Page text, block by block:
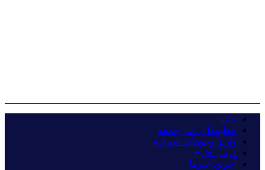
خانه
خطبه‌های نماز جمعه
واریز وجوهات شرعیه
درس خارج
آخرین خبرها